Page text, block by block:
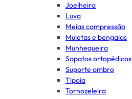
Joelheira
Luva
Meias compressão
Muletas e bengalas
Munhequeira
Sapatos ortopédicos
Suporte ombro
Tipoia
Tornozeleira